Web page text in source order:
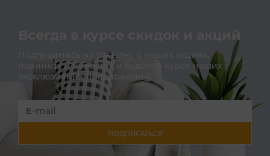
Всегда в курсе скидок и акций
Подпишитесь на расылку о наших акциях,
новинках и новостях и будьте в курсе наших
эксклюзивных предложений!
ПОДПИСАТЬСЯ